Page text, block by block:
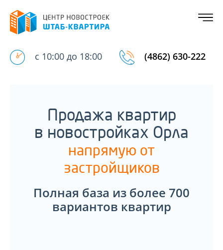
с 10:00 до 18:00 (4862) 630-222
Продажа квартир
в новостройках Орла
напрямую от
застройщиков
Полная база из более 700
вариантов квартир